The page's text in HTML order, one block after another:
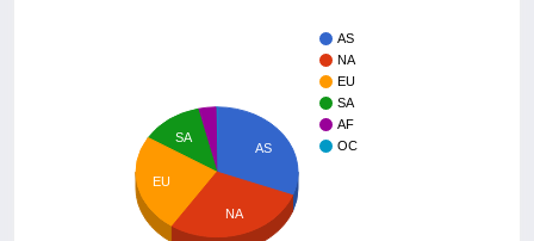
AS
NA
EU
SA
AF
OC
AS
SA
EU
NA